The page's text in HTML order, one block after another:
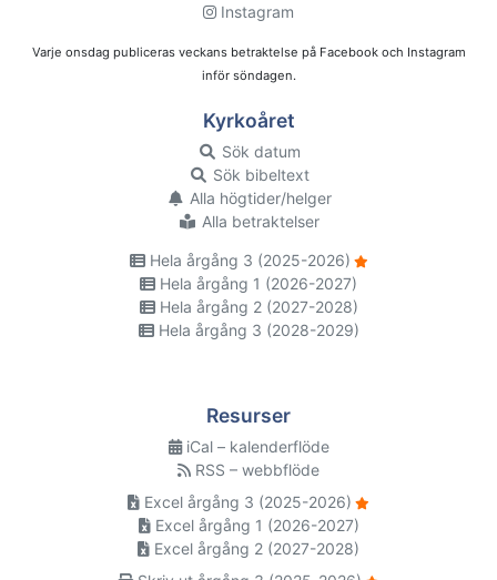
Instagram
Varje onsdag publiceras veckans betraktelse på Facebook och Instagram
inför söndagen.
Kyrkoåret
Sök datum
Sök bibeltext
Alla högtider/helger
Alla betraktelser
Hela årgång 3 (2025-2026)
Hela årgång 1 (2026-2027)
Hela årgång 2 (2027-2028)
Hela årgång 3 (2028-2029)
Resurser
iCal – kalenderflöde
RSS – webbflöde
Excel årgång 3 (2025-2026)
Excel årgång 1 (2026-2027)
Excel årgång 2 (2027-2028)